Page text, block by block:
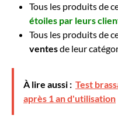
Tous les produits de
étoiles par leurs
Tous les produits de
ventesde leur
À lire aussi : Test
après 1 an d'utilisation